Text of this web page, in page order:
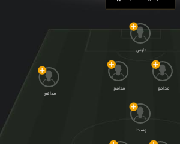
حارس
مدافع
مدافع
مدافع
وسط